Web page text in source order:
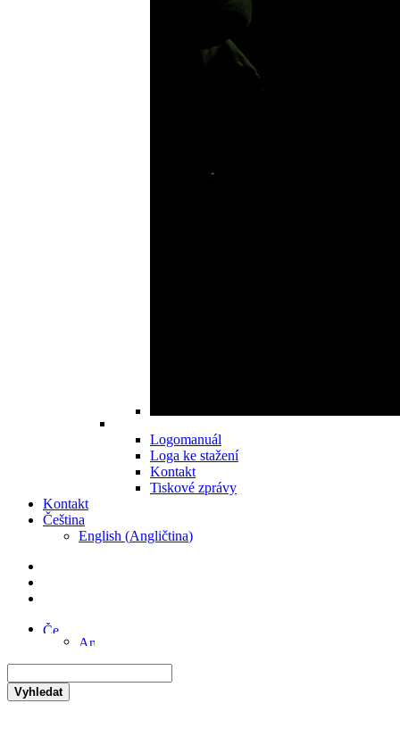
Logomanuál
Loga ke stažení
Kontakt
Tiskové zprávy
Kontakt
Čeština
English (Angličtina)
Vyhledat